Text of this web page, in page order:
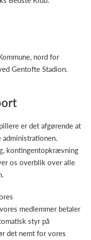
nord for
Gentofte Stadion.
er det afgørende at
administrationen.
kontingentopkrævning
os overblik over alle
medlemmer betaler
styr på
det nemt for vores